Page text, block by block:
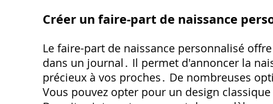
Créer un faire-part de naissance
Le faire-part de naissance personnalisé
dans un journal․ Il permet d'annoncer la
précieux à vos proches․ De nombreuses
Vous pouvez opter pour un design